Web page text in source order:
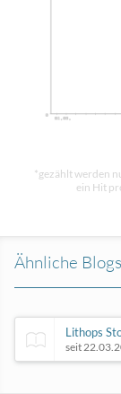
*gezählt werden
ein Hit
Ähnliche Blogs
Lithops
seit